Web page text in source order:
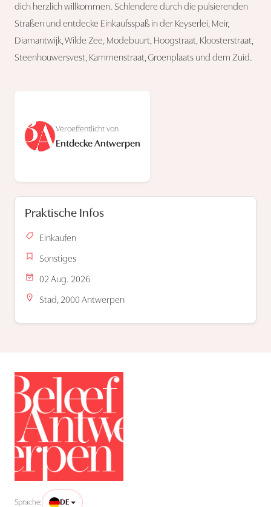
dich herzlich willkommen. Schlendere durch die pulsierenden
Straßen und entdecke Einkaufsspaß in der Keyserlei, Meir,
Diamantwijk, Wilde Zee, Modebuurt, Hoogstraat, Kloosterstraat,
Steenhouwersvest, Kammenstraat, Groenplaats und dem Zuid.
Veroeffentlicht von
Entdecke Antwerpen
Praktische Infos
Einkaufen
Sonstiges
02 Aug. 2026
Stad, 2000 Antwerpen
Sprache: DE